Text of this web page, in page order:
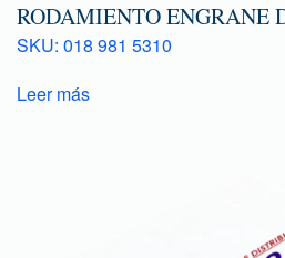
RODAMIENTO ENGRANE
SKU: 018 981 5310
Leer más